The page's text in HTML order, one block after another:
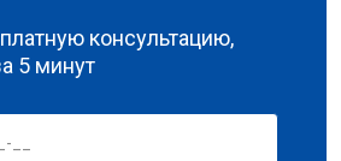
консультацию,
5 минут